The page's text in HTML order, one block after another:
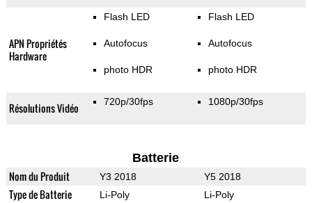
APN Propriétés
Hardware
Flash LED
Autofocus
photo HDR
Flash LED
Autofocus
photo HDR
Résolutions Vidéo 720p/30fps 1080p/30fps
Batterie
Nom du Produit Y3 2018 Y5 2018
Type de Batterie Li-Poly Li-Poly